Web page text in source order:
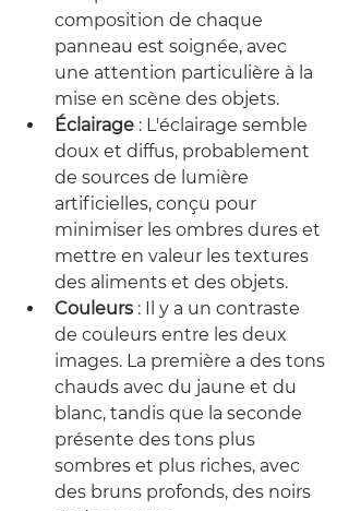
composition de chaque
panneau est soignée, avec
une attention particulière à la
mise en scène des objets.
Éclairage : L'éclairage semble
doux et diffus, probablement
de sources de lumière
artificielles, conçu pour
minimiser les ombres dures et
mettre en valeur les textures
des aliments et des objets.
Couleurs : Il y a un contraste
de couleurs entre les deux
images. La première a des tons
chauds avec du jaune et du
blanc, tandis que la seconde
présente des tons plus
sombres et plus riches, avec
des bruns profonds, des noirs